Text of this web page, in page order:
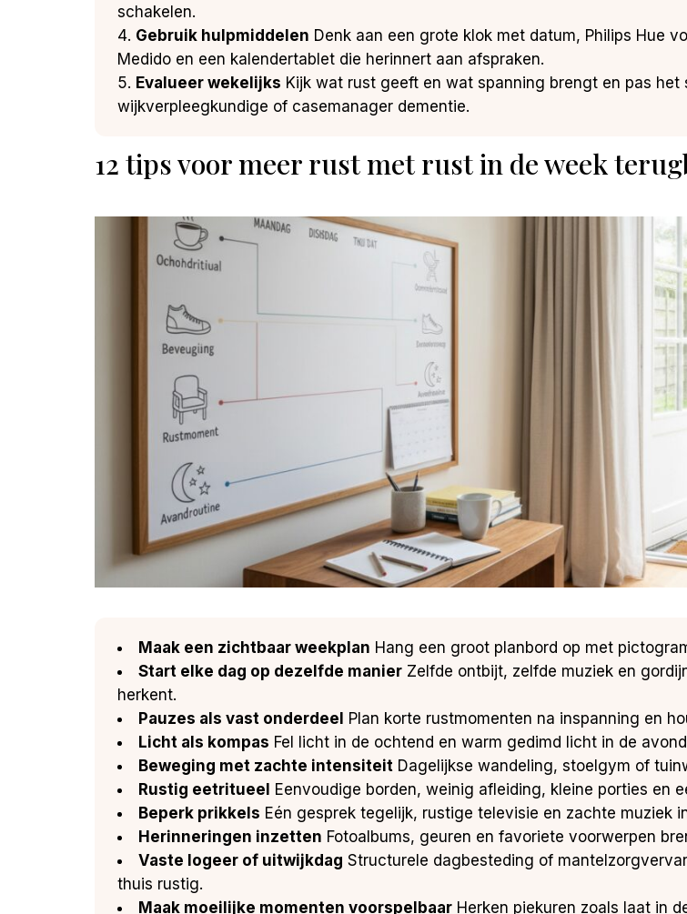
schakelen.
Gebruik hulpmiddelen Denk aan een grote klok met datum, Philips Hue
Medido en een kalendertablet die herinnert aan afspraken.
Evalueer wekelijks Kijk wat rust geeft en wat spanning brengt en pas
wijkverpleegkundige of casemanager dementie.
12 tips voor meer rust met rust in de week
Maak een zichtbaar weekplan Hang een groot planbord op met
Start elke dag op dezelfde manier Zelfde ontbijt, zelfde muziek en
herkent.
Pauzes als vast onderdeel Plan korte rustmomenten na inspanning en
Licht als kompas Fel licht in de ochtend en warm gedimd licht in de
Beweging met zachte intensiteit Dagelijkse wandeling, stoelgym of
Rustig eetritueel Eenvoudige borden, weinig afleiding, kleine porties en
Beperk prikkels Eén gesprek tegelijk, rustige televisie en zachte muziek
Herinneringen inzetten Fotoalbums, geuren en favoriete voorwerpen
Vaste logeer of uitwijkdag Structurele dagbesteding of
thuis rustig.
Maak moeilijke momenten voorspelbaar Herken piekuren zoals laat in